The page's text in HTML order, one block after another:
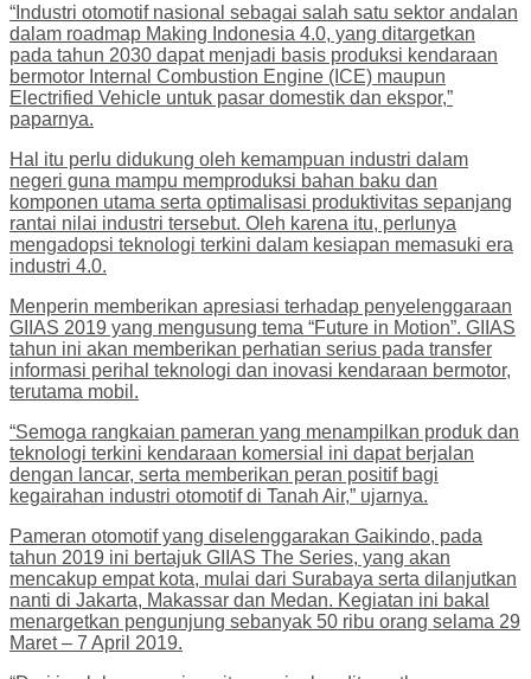
“Industri otomotif nasional sebagai salah satu sektor andalan
dalam roadmap Making Indonesia 4.0, yang ditargetkan
pada tahun 2030 dapat menjadi basis produksi kendaraan
bermotor Internal Combustion Engine (ICE) maupun
Electrified Vehicle untuk pasar domestik dan ekspor,”
paparnya.
Hal itu perlu didukung oleh kemampuan industri dalam
negeri guna mampu memproduksi bahan baku dan
komponen utama serta optimalisasi produktivitas sepanjang
rantai nilai industri tersebut. Oleh karena itu, perlunya
mengadopsi teknologi terkini dalam kesiapan memasuki era
industri 4.0.
Menperin memberikan apresiasi terhadap penyelenggaraan
GIIAS 2019 yang mengusung tema “Future in Motion”. GIIAS
tahun ini akan memberikan perhatian serius pada transfer
informasi perihal teknologi dan inovasi kendaraan bermotor,
terutama mobil.
“Semoga rangkaian pameran yang menampilkan produk dan
teknologi terkini kendaraan komersial ini dapat berjalan
dengan lancar, serta memberikan peran positif bagi
kegairahan industri otomotif di Tanah Air,” ujarnya.
Pameran otomotif yang diselenggarakan Gaikindo, pada
tahun 2019 ini bertajuk GIIAS The Series, yang akan
mencakup empat kota, mulai dari Surabaya serta dilanjutkan
nanti di Jakarta, Makassar dan Medan. Kegiatan ini bakal
menargetkan pengunjung sebanyak 50 ribu orang selama 29
Maret – 7 April 2019.